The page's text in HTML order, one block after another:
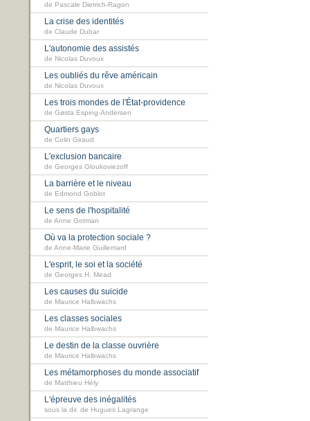
de Pascale Dietrich-Ragon
La crise des identités
de Claude Dubar
L'autonomie des assistés
de Nicolas Duvoux
Les oubliés du rêve américain
de Nicolas Duvoux
Les trois mondes de l'État-providence
de Gøsta Esping-Andersen
Quartiers gays
de Colin Giraud
L'exclusion bancaire
de Georges Gloukoviezoff
La barrière et le niveau
de Edmond Goblot
Le sens de l'hospitalité
de Anne Gotman
Où va la protection sociale ?
de Anne-Marie Guillemard
L'esprit, le soi et la société
de Georges H. Mead
Les causes du suicide
de Maurice Halbwachs
Les classes sociales
de Maurice Halbwachs
Le destin de la classe ouvrière
de Maurice Halbwachs
Les métamorphoses du monde associatif
de Matthieu Hély
L'épreuve des inégalités
sous la dir. de Hugues Lagrange